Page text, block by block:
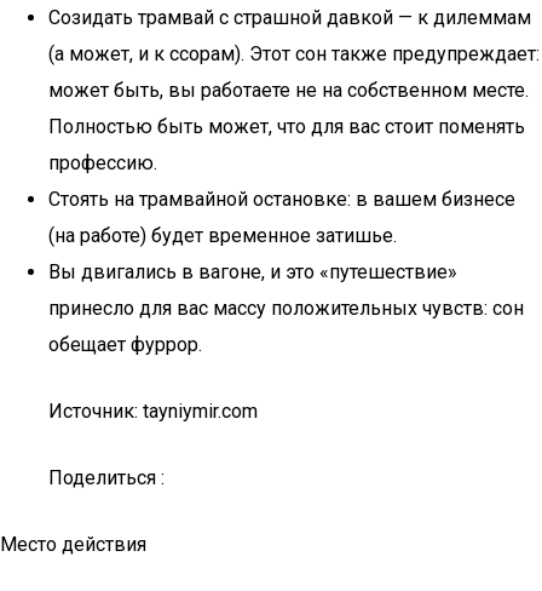
Созидать трамвай с страшной давкой — к дилеммам
(а может, и к ссорам). Этот сон также предупреждает:
может быть, вы работаете не на собственном месте.
Полностью быть может, что для вас стоит поменять
профессию.
Стоять на трамвайной остановке: в вашем бизнесе
(на работе) будет временное затишье.
Вы двигались в вагоне, и это «путешествие»
принесло для вас массу положительных чувств: сон
обещает фуррор.
Источник: tayniymir.com
Поделиться :
Место действия